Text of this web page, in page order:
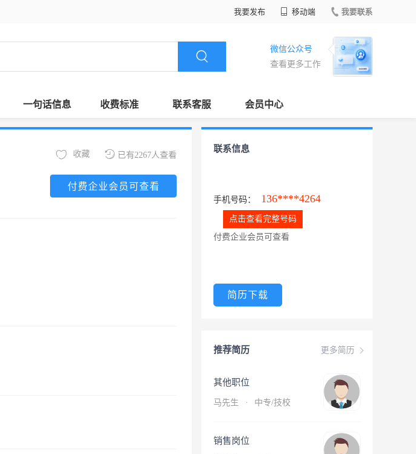
我要发布 移动端 我要联系
微信公众号
查看更多工作
一句话信息 收费标准 联系客服 会员中心
已有2267人查看
收藏
付费企业会员可查看
联系信息
手机号码： 136****4264
点击查看完整号码
付费企业会员可查看
简历下载
更多简历
推荐简历
其他职位
马先生 · 中专/技校
销售岗位